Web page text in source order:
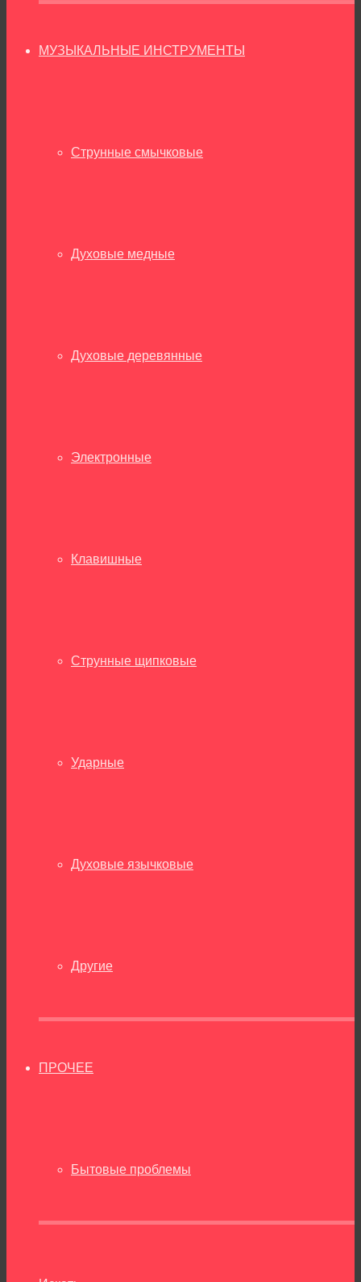
МУЗЫКАЛЬНЫЕ ИНСТРУМЕНТЫ
Струнные смычковые
Духовые медные
Духовые деревянные
Электронные
Клавишные
Струнные щипковые
Ударные
Духовые язычковые
Другие
ПРОЧЕЕ
Бытовые проблемы